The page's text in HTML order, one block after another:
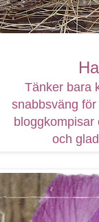
Tänker bara
snabbsväng
bloggkompisar
och